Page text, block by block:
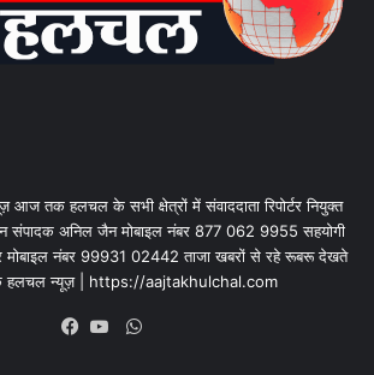
आज तक हलचल के सभी क्षेत्रों में संवाददाता रिपोर्टर नियुक्त
संपादक अनिल जैन मोबाइल नंबर 877 062 9955 सहयोगी
मोबाइल नंबर 99931 02442 ताजा खबरों से रहे रूबरू देखते
न्यूज़ | https://aajtakhulchal.com